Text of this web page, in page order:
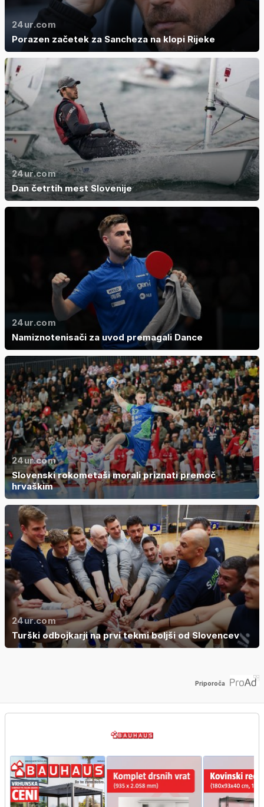
24ur.com
Porazen začetek za Sancheza na klopi Rijeke
24ur.com
Dan četrtih mest Slovenije
24ur.com
Namiznotenisači za uvod premagali Dance
24ur.com
Slovenski rokometaši morali priznati premoč
hrvaškim
24ur.com
Turški odbojkarji na prvi tekmi boljši od Slovencev
Priporoča